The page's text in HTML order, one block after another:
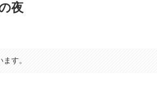
夜
す。